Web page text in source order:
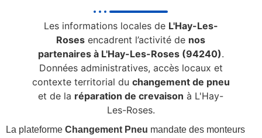
Les informations locales de L'Hay-Les-
Roses encadrent l’activité de nos
partenaires à L'Hay-Les-Roses (94240).
Données administratives, accès locaux et
contexte territorial du changement de pneu
et de la réparation de crevaison à L'Hay-
Les-Roses.
La plateforme Changement Pneu mandate des monteurs